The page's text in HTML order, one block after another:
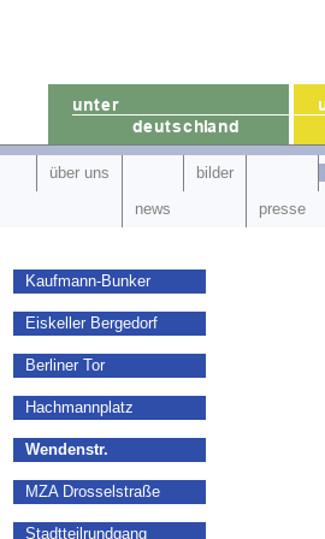
über uns
news
bilder
presse
Kaufmann-Bunker
Eiskeller Bergedorf
Berliner Tor
Hachmannplatz
Wendenstr.
MZA Drosselstraße
Stadtteilrundgang